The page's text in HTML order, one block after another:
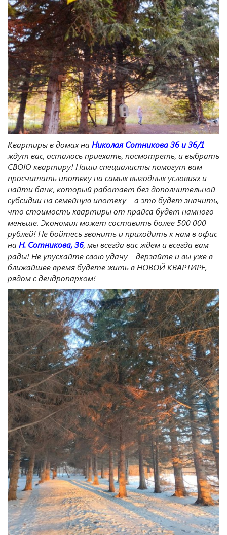
Квартиры в домахна Николая Сотникова 36 и36/1
ждут вас, осталось приехать, посмотреть, и выбрать
СВОЮ квартиру! Наши специалисты помогут вам
просчитать ипотеку на самых выгодных условиях и
найти банк, который работает без дополнительной
субсидии на семейную ипотеку – а это будет значить,
что стоимость квартиры от прайса будет намного
меньше. Экономия может составить более 500 000
рублей! Не бойтесь звонить и приходить к нам в офис
на Н. Сотникова, 36, мы всегда вас ждем и всегда вам
рады! Не упускайте свою удачу– дерзайте и вы уже в
ближайшее время будете жить в НОВОЙ КВАРТИРЕ,
рядом с дендропарком!